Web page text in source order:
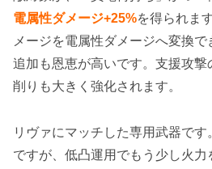
電属性ダメージ+25%を得られま
メージを電属性ダメージへ変換
追加も恩恵が高いです。支援攻
削りも大きく強化されます。
リヴァにマッチした専用武器で
ですが、低凸運用でもう少し火